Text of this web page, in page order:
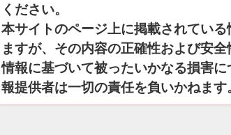
ください。
本サイトのページ上に掲載されてい
ますが、その内容の正確性および安
情報に基づいて被ったいかなる損害
報提供者は一切の責任を負いかねます